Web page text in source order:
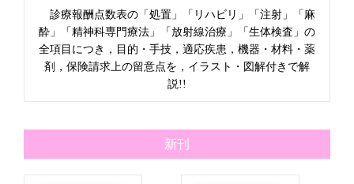
診療報酬点数表の「処置」「リハビリ」「注射」「麻
酔」「精神科専門療法」「放射線治療」「生体検査」の
全項目につき，目的・手技，適応疾患，機器・材料・薬
剤，保険請求上の留意点を，イラスト・図解付きで解
説!!
新刊